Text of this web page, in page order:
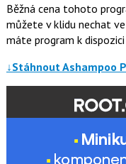
Běžná cena tohoto
můžete v klidu nechat
máte program k
↓Stáhnout Ashampoo